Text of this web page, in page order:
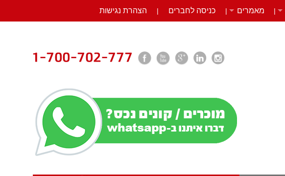
| מאמרים | כניסה לחברים | הצהרת נגישות